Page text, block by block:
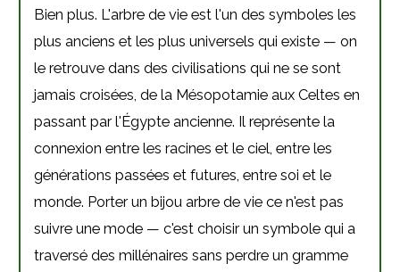
Bien plus. L'arbre de vie est l'un des symboles les
plus anciens et les plus universels qui existe — on
le retrouve dans des civilisations qui ne se sont
jamais croisées, de la Mésopotamie aux Celtes en
passant par l'Égypte ancienne. Il représente la
connexion entre les racines et le ciel, entre les
générations passées et futures, entre soi et le
monde. Porter un bijou arbre de vie ce n'est pas
suivre une mode — c'est choisir un symbole qui a
traversé des millénaires sans perdre un gramme